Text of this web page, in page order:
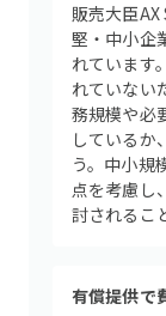
販売大臣
堅・中小企
れています
れていない
務規模や必
しているか
う。中小規
点を考慮し
討されるこ
有償提供で